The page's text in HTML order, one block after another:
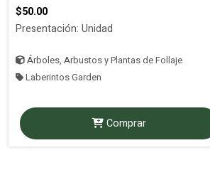
$50.00
Presentación: Unidad
Árboles, Arbustos y Plantas de Follaje
Laberintos Garden
Comprar